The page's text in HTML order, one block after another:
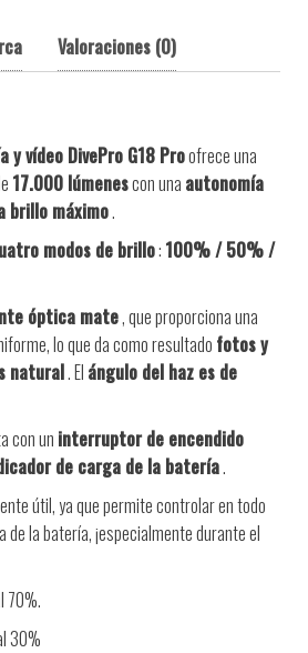
Valoraciones (0)
vídeo DivePro G18 Proofrece una
17.000 lúmenescon una autonomía
brillo máximo.
modos de brillo: 100% / 50% /
óptica mate, que proporciona una
lo que da como resultado fotos y
natural. El ángulo del haz es de
con un interruptor de encendido
de carga de la batería.
útil, ya que permite controlar en todo
de la batería, ¡especialmente durante el
70%.
30%